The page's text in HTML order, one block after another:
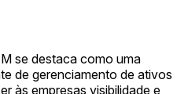
se destaca como uma
de gerenciamento de ativos
às empresas visibilidade e